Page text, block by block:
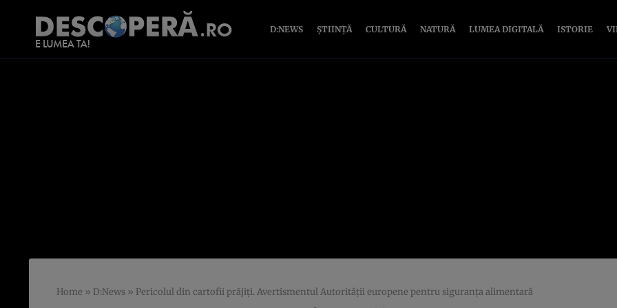
D:NEWS ȘTIINȚĂ CULTURĂ NATURĂ LUMEA DIGITALĂ ISTORIE
Home » D:News » Pericolul din cartofii prăjiţi. Avertismentul Autorităţii europene pentru siguranţa alimentară